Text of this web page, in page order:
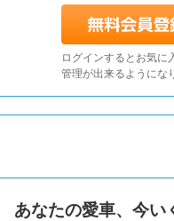
ログインするとお気に
管理が出来るようにな
あなたの愛車、今い